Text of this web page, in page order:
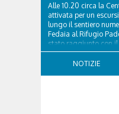
Alle 10.20 circa la
attivata per un
lungo il sentiero
Fedaia al Rifugio
stato raggiunto con
del Soccorso alpino
NOTIZIE